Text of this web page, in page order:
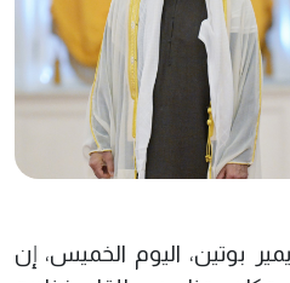
بوتين، اليوم الخميس، إن